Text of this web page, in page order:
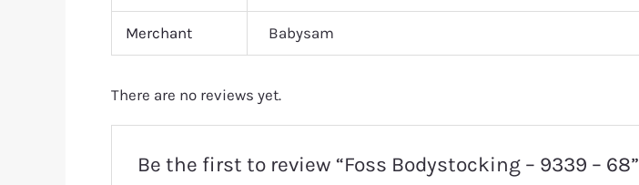
Merchant Babysam
There are no reviews yet.
Be the first to review “Foss Bodystocking – 9339 – 68”